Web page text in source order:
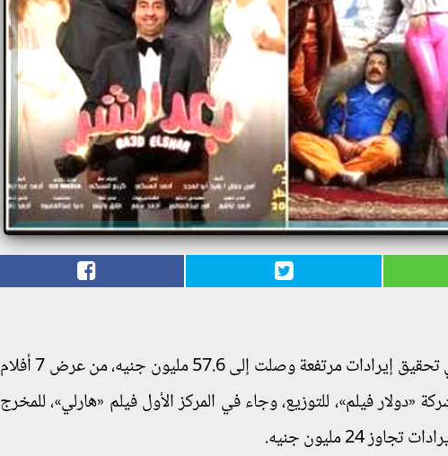
نجحت السينما المصرية خلال موسم عيد الفطر في تحقيق إيرادات مرتفعة وصلت إلى 57.6 مليون جنيه، من عرض 7 أفلام
«دولار فيلم»، للتوزيع، وجاء في المركز الأول فيلم «هارلي»، للمخرج
مليون جنيه.